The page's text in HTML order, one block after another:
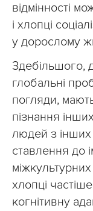
відмінності
і хлопці
у дорослому
Здебільшого,
глобальні
погляди,
пізнання
людей з інших
ставлення до
хлопці
когнітивну